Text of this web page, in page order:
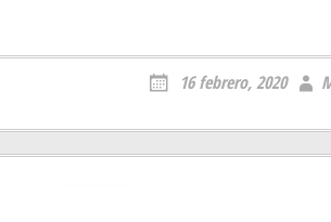
16 febrero, 2020